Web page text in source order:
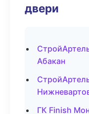
двери
Абакан
ГК Finish